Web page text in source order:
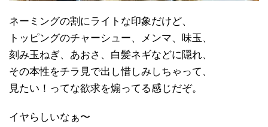
ネーミングの割にライトな印象だけど、
トッピングのチャーシュー、メンマ、味玉、
刻み玉ねぎ、あおさ、白髪ネギなどに隠れ、
その本性をチラ見で出し惜しみしちゃって、
見たい！ってな欲求を煽ってる感じだぞ。
イヤらしいなぁ〜